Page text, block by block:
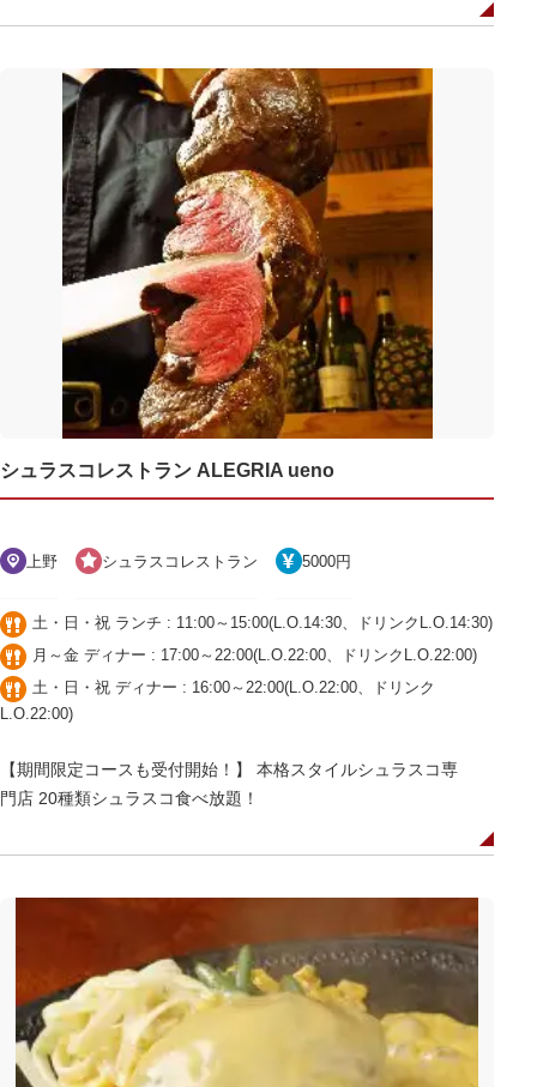
シュラスコレストラン ALEGRIA ueno
上野 シュラスコレストラン 5000円
土・日・祝 ランチ : 11:00～15:00(L.O.14:30、ドリンクL.O.14:30)
月～金 ディナー : 17:00～22:00(L.O.22:00、ドリンクL.O.22:00)
土・日・祝 ディナー : 16:00～22:00(L.O.22:00、ドリンク
L.O.22:00)
【期間限定コースも受付開始！】 本格スタイルシュラスコ専
門店 20種類シュラスコ食べ放題！